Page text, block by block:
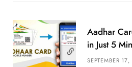
Aadhar
in Just 5
SEPTEMBER